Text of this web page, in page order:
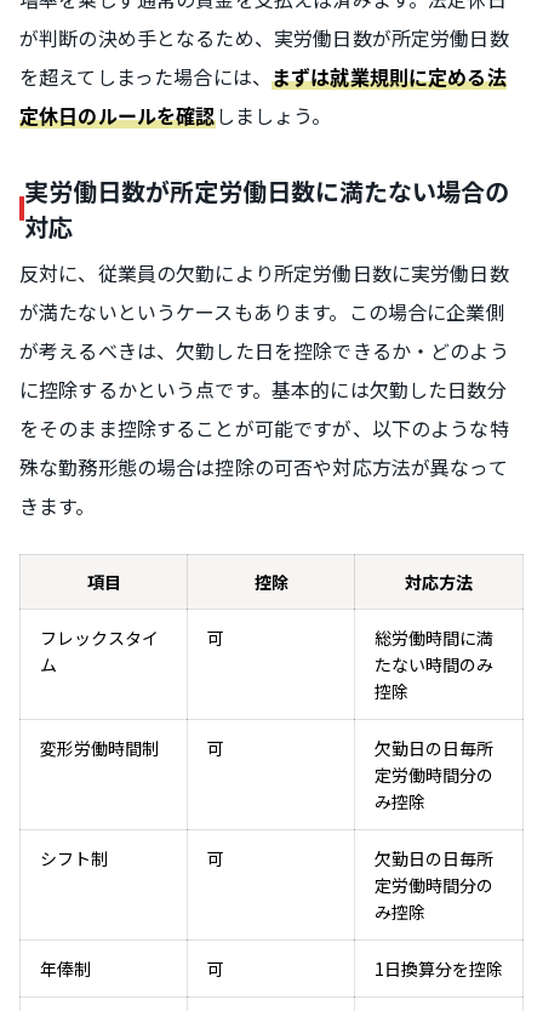
が判断の決め手となるため、実労働日数が所定労働日数
を超えてしまった場合には、 まずは就業規則に定める法
定休日のルールを確認しましょう。
実労働日数が所定労働日数に満たない場合の
対応
反対に、従業員の欠勤により所定労働日数に実労働日数
が満たないというケースもあります。この場合に企業側
が考えるべきは、欠勤した日を控除できるか・どのよう
に控除するかという点です。基本的には欠勤した日数分
をそのまま控除することが可能ですが、以下のような特
殊な勤務形態の場合は控除の可否や対応方法が異なって
きます。
項目 控除 対応方法
フレックスタイ
ム
可
総労働時間に満
たない時間のみ
控除
変形労働時間制 可
欠勤日の日毎所
定労働時間分の
み控除
シフト制 可
欠勤日の日毎所
定労働時間分の
み控除
年俸制 可 1日換算分を控除